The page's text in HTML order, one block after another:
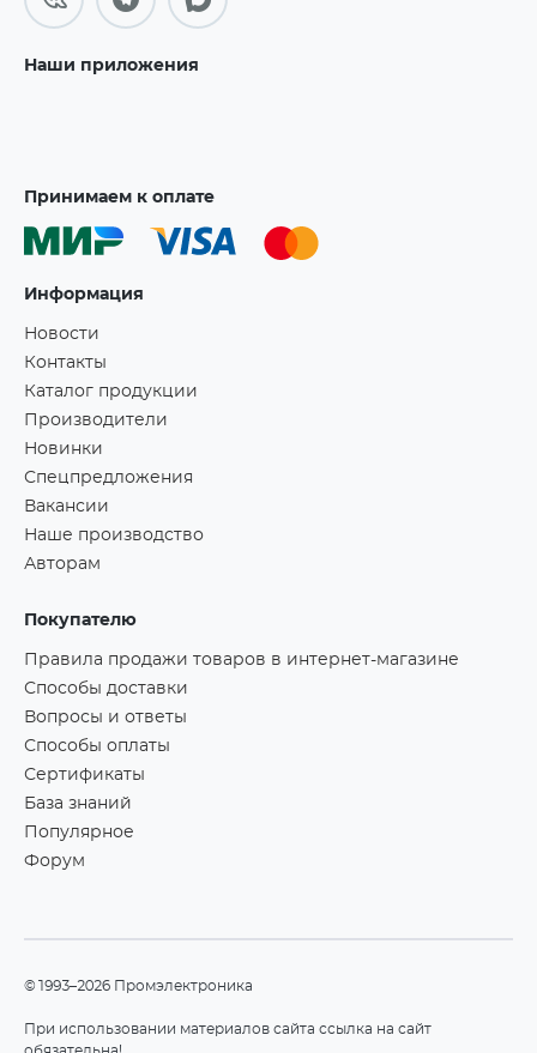
Наши приложения
Принимаем к оплате
Информация
Новости
Контакты
Каталог продукции
Производители
Новинки
Спецпредложения
Вакансии
Наше производство
Авторам
Покупателю
Правила продажи товаров в интернет-магазине
Способы доставки
Вопросы и ответы
Способы оплаты
Сертификаты
База знаний
Популярное
Форум
©1993–2026 Промэлектроника
При использовании материалов сайта ссылка на сайт